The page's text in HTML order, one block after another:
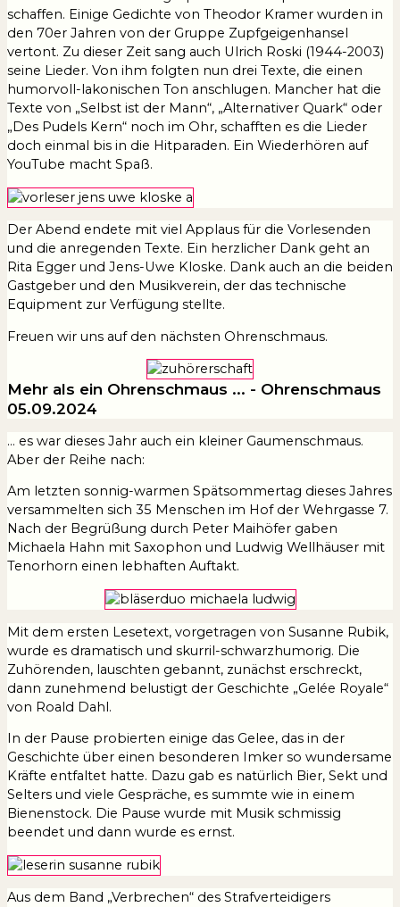
schaffen. Einige Gedichte von Theodor Kramer wurden in
den 70er Jahren von der Gruppe Zupfgeigenhansel
vertont. Zu dieser Zeit sang auch Ulrich Roski (1944-2003)
seine Lieder. Von ihm folgten nun drei Texte, die einen
humorvoll-lakonischen Ton anschlugen. Mancher hat die
Texte von „Selbst ist der Mann“, „Alternativer Quark“ oder
„Des Pudels Kern“ noch im Ohr, schafften es die Lieder
doch einmal bis in die Hitparaden. Ein Wiederhören auf
YouTube macht Spaß.
Der Abend endete mit viel Applaus für die Vorlesenden
und die anregenden Texte. Ein herzlicher Dank geht an
Rita Egger und Jens-Uwe Kloske. Dank auch an die beiden
Gastgeber und den Musikverein, der das technische
Equipment zur Verfügung stellte.
Freuen wir uns auf den nächsten Ohrenschmaus.
Mehr als ein Ohrenschmaus ... - Ohrenschmaus
05.09.2024
… es war dieses Jahr auch ein kleiner Gaumenschmaus.
Aber der Reihe nach:
Am letzten sonnig-warmen Spätsommertag dieses Jahres
versammelten sich 35 Menschen im Hof der Wehrgasse 7.
Nach der Begrüßung durch Peter Maihöfer gaben
Michaela Hahn mit Saxophon und Ludwig Wellhäuser mit
Tenorhorn einen lebhaften Auftakt.
Mit dem ersten Lesetext, vorgetragen von Susanne Rubik,
wurde es dramatisch und skurril-schwarzhumorig. Die
Zuhörenden, lauschten gebannt, zunächst erschreckt,
dann zunehmend belustigt der Geschichte „Gelée Royale“
von Roald Dahl.
In der Pause probierten einige das Gelee, das in der
Geschichte über einen besonderen Imker so wundersame
Kräfte entfaltet hatte. Dazu gab es natürlich Bier, Sekt und
Selters und viele Gespräche, es summte wie in einem
Bienenstock. Die Pause wurde mit Musik schmissig
beendet und dann wurde es ernst.
Aus dem Band „Verbrechen“ des Strafverteidigers